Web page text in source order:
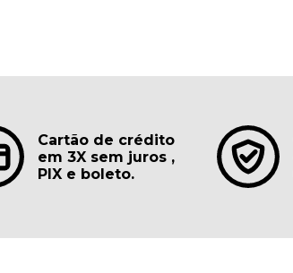
Cartão de crédito
em 3X sem juros ,
PIX e boleto.